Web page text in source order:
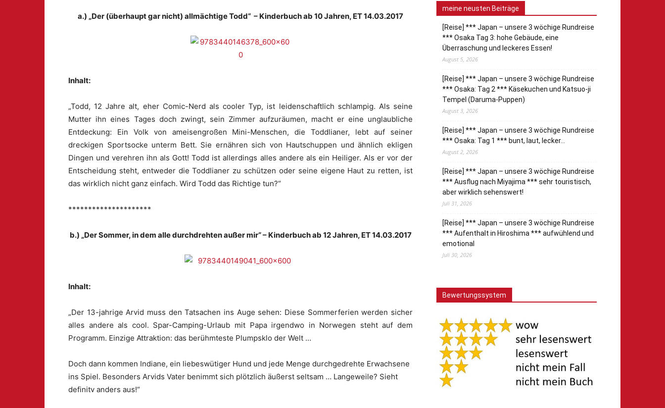
a.) „Der (überhaupt gar nicht) allmächtige Todd“ – Kinderbuch ab 10 Jahren, ET 14.03.2017
Inhalt:
„Todd, 12 Jahre alt, eher Comic-Nerd als cooler Typ, ist leidenschaftlich schlampig. Als seine
Mutter ihn eines Tages doch zwingt, sein Zimmer aufzuräumen, macht er eine unglaubliche
Entdeckung: Ein Volk von ameisengroßen Mini-Menschen, die Toddlianer, lebt auf seiner
dreckigen Sportsocke unterm Bett. Sie ernähren sich von Hautschuppen und ähnlich ekligen
Dingen und verehren ihn als Gott! Todd ist allerdings alles andere als ein Heiliger. Als er vor der
Entscheidung steht, entweder die Toddlianer zu schützen oder seine eigene Haut zu retten, ist
das wirklich nicht ganz einfach. Wird Todd das Richtige tun?“
*********************
b.) „Der Sommer, in dem alle durchdrehten außer mir“ – Kinderbuch ab 12 Jahren, ET 14.03.2017
Inhalt:
„Der 13-jahrige Arvid muss den Tatsachen ins Auge sehen: Diese Sommerferien werden sicher
alles andere als cool. Spar-Camping-Urlaub mit Papa irgendwo in Norwegen steht auf dem
Programm. Einzige Attraktion: das berühmteste Plumpsklo der Welt …
Doch dann kommen Indiane, ein liebeswütiger Hund und jede Menge durchgedrehte Erwachsene
ins Spiel. Besonders Arvids Vater benimmt sich plötzlich äußerst seltsam … Langeweile? Sieht
definitv anders aus!“
meine neusten Beiträge
[Reise] *** Japan – unsere 3 wöchige Rundreise
*** Osaka Tag 3: hohe Gebäude, eine
Überraschung und leckeres Essen!
August 5, 2026
[Reise] *** Japan – unsere 3 wöchige Rundreise
*** Osaka: Tag 2 *** Käsekuchen und Katsuo-ji
Tempel (Daruma-Puppen)
August 3, 2026
[Reise] *** Japan – unsere 3 wöchige Rundreise
*** Osaka: Tag 1 *** bunt, laut, lecker…
August 2, 2026
[Reise] *** Japan – unsere 3 wöchige Rundreise
*** Ausflug nach Miyajima *** sehr touristisch,
aber wirklich sehenswert!
Juli 31, 2026
[Reise] *** Japan – unsere 3 wöchige Rundreise
*** Aufenthalt in Hiroshima *** aufwühlend und
emotional
Juli 30, 2026
Bewertungssystem